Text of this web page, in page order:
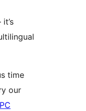
time
our